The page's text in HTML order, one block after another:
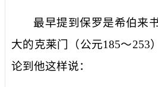
最早提到保罗是希伯来
大的克莱门（公元185～253
论到他这样说：